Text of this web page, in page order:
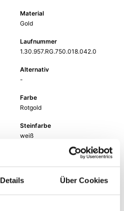
Details Über Cookies
Material
Gold
Laufnummer
1.30.957.RG.750.018.042.0
Alternativ
-
Farbe
Rotgold
Steinfarbe
weiß